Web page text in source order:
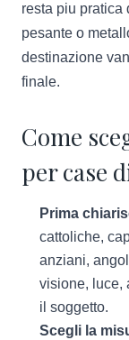
resta piu pratica
pesante o
destinazione
finale.
Come
per case
Prima
cattoliche,
anziani,
visione, luce,
il soggetto.
Scegli la